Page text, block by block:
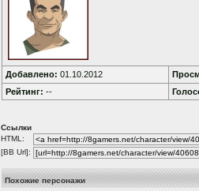
Добавлено: 01.10.2012
Рейтинг: --
Ссылки
HTML:
[BB Url]:
Похожие персонажи